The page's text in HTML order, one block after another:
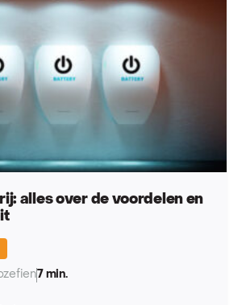
alles over de voordelen en
7 min.